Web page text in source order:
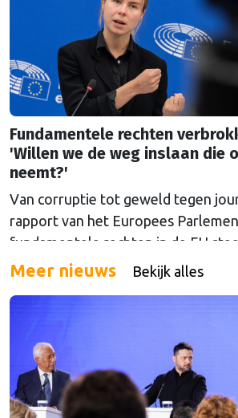
Fundamentele rechten
'Willen we de weg inslaan die
neemt?'
Van corruptie tot geweld tegen
rapport van het Europees
fundamentele rechten in de EU
druk komen te staan. Over de vraag
op.
Meer nieuws Bekijk alles